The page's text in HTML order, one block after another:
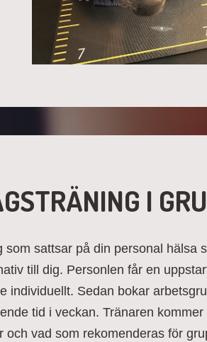
I
som sattsar på din personal hälsa
till dig. Personlen får en
individuellt. Sedan bokar
tid i veckan. Tränaren
och vad som rekomenderas för